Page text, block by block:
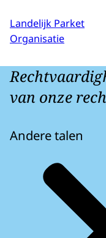
Landelijk Parket
Organisatie
van onze
Andere talen